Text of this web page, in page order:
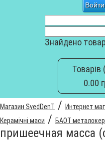
Войти
Знайдено
0.00
Магазин SvedDenT / Интернет
Керамічні маси / БАОТ
пришеечная масса